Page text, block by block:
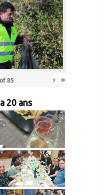
of85 › »
20 ans